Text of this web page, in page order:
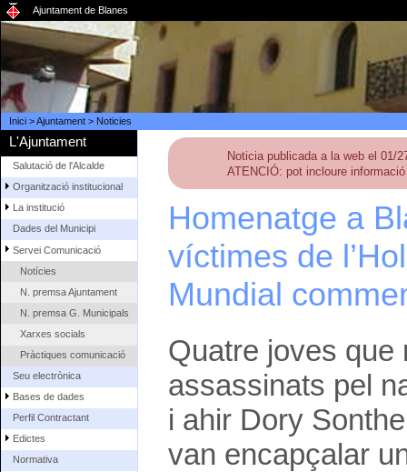
Ajuntament de Blanes
Inici>Ajuntament> Noticies
L'Ajuntament
Salutació de l'Alcalde
Organització institucional
La institució
Dades del Municipi
Servei Comunicació
Notícies
N. premsa Ajuntament
N. premsa G. Municipals
Xarxes socials
Pràctiques comunicació
Seu electrònica
Bases de dades
Perfil Contractant
Edictes
Normativa
Noticia publicada a la web el 01/
ATENCIÓ: pot incloure
Homenatge a
víctimes de
Mundial
Quatre joves que
assassinats pel
i ahir Dory
van encapçalar